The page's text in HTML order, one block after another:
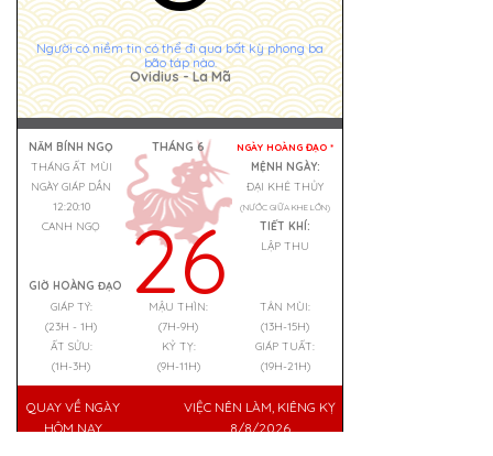
Người có niềm tin có thể đi qua bất kỳ phong ba
bão táp nào.
Ovidius - La Mã
NĂM BÍNH NGỌ
THÁNG ẤT MÙI
NGÀY GIÁP DẦN
12:20:10
CANH NGỌ
THÁNG 6
26
NGÀY HOÀNG ĐẠO *
MỆNH NGÀY:
ĐẠI KHÊ THỦY
(NƯỚC GIỮA KHE LỚN)
TIẾT KHÍ:
LẬP THU
GIỜ HOÀNG ĐẠO
GIÁP TÝ:
(23H - 1H)
ẤT SỬU:
(1H-3H)
MẬU THÌN:
(7H-9H)
KỶ TỴ:
(9H-11H)
TÂN MÙI:
(13H-15H)
GIÁP TUẤT:
(19H-21H)
QUAY VỀ NGÀY
HÔM NAY
VIỆC NÊN LÀM, KIÊNG KỴ
8/8/2026